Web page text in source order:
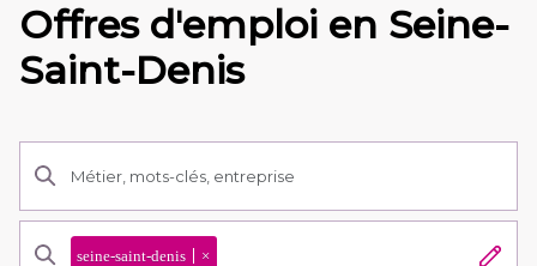
Offres d'emploi en Seine-
Saint-Denis
seine-saint-denis ×